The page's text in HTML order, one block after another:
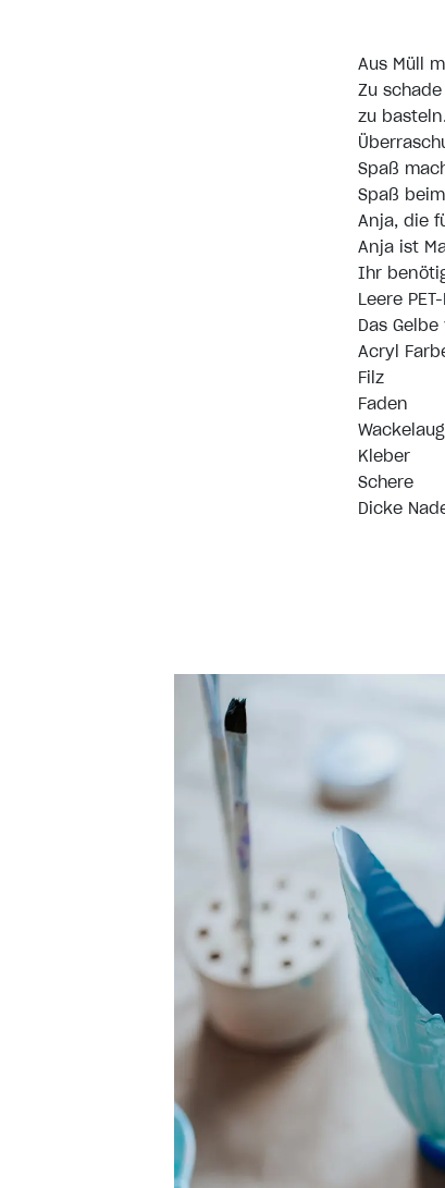
Aus Müll
Zu
zu
Spaß
Spaß
Anja, die
Anja ist
Ihr
Leere
Das
Acryl
Filz
Faden
Kleber
Schere
Dicke